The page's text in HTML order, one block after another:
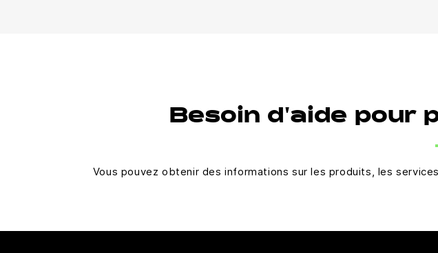
Besoin d'aide pour
Vous pouvez obtenir des informations sur les produits, les